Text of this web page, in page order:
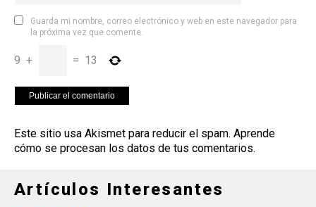
Guarda mi nombre, correo electrónico y web en este navegador para
la próxima vez que comente.
9 + = 13
Este sitio usa Akismet para reducir el spam. Aprende
cómo se procesan los datos de tus comentarios.
Artículos Interesantes